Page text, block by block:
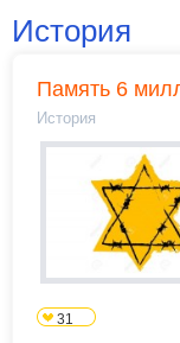
История
Память 6
История
31